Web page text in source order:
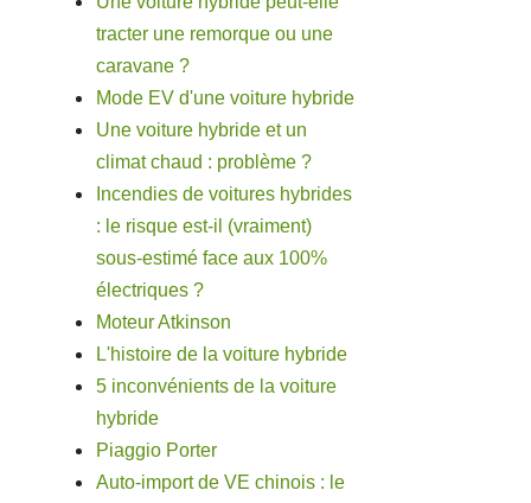
tracter une remorque ou une
caravane ?
Mode EV d'une voiture hybride
Une voiture hybride et un
climat chaud : problème ?
Incendies de voitures hybrides
: le risque est-il (vraiment)
sous-estimé face aux 100%
électriques ?
Moteur Atkinson
L'histoire de la voiture hybride
5 inconvénients de la voiture
hybride
Piaggio Porter
Auto-import de VE chinois : le